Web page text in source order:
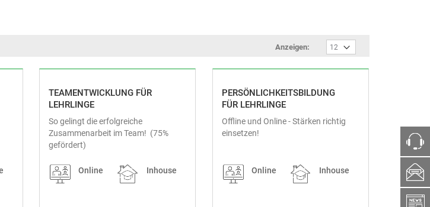
ph
box
Anzeigen:
TEAMENTWICKLUNG FÜR
LEHRLINGE
So gelingt die erfolgreiche
Zusammenarbeit im Team! (75%
gefördert)
Online Inhouse
PERSÖNLICHKEITSBILDUNG
FÜR LEHRLINGE
Offline und Online - Stärken richtig
einsetzen!
Online Inhouse